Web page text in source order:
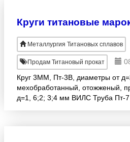
Круги титановые
Металлургия Титановых сплавов
Продам Титановый прокат
Круг 3ММ, Пт-3В, диаметры от
мехобработанный, отожженый,
д=1, 6;2; 3;4 мм ВИЛС Труба Пт-